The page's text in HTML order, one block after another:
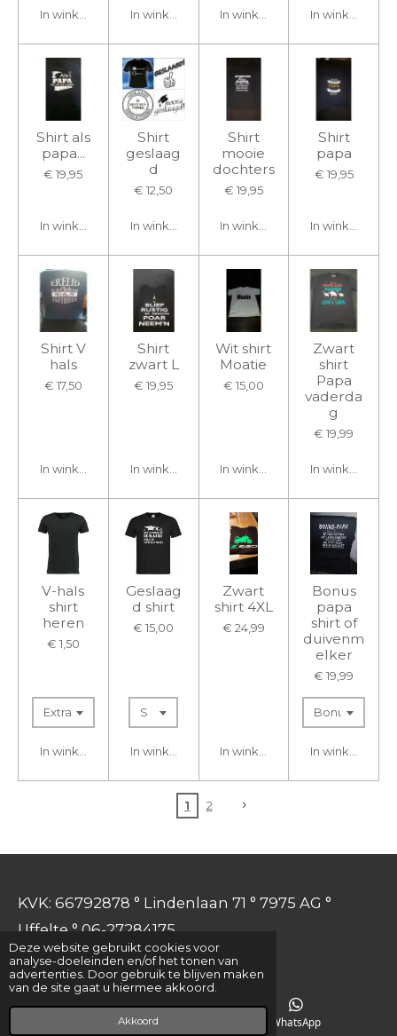
Deze website gebruikt cookies voor
analyse-doeleinden en/of het tonen van
advertenties. Door gebruik te blijven maken
van de site gaat u hiermee akkoord.
Akkoord
In winkelwagen In winkelwagen In winkelwagen In
Shirt als
papa...
€ 19,95
In winkelwagen
Shirt
geslaag
d
€ 12,50
In winkelwagen
Shirt
mooie
dochters
€ 19,95
In winkelwagen
Shirt
papa
€ 19,95
In
Shirt V
hals
€ 17,50
In winkelwagen
Shirt
zwart L
€ 19,95
In winkelwagen
Wit shirt
Moatie
€ 15,00
In winkelwagen
Zwart
shirt
Papa
vaderda
g
€ 19,99
In
V-hals
shirt
heren
€ 1,50
In winkelwagen
Geslaag
d shirt
€ 15,00
In winkelwagen
Zwart
shirt 4XL
€ 24,99
In winkelwagen
Bonus
papa
shirt of
duivenm
elker
€ 19,99
In
1 2
KVK: 66792878 ° Lindenlaan 71 ° 7975 AG °
Uffelte ° 06-27284175
E-mailadres WhatsApp